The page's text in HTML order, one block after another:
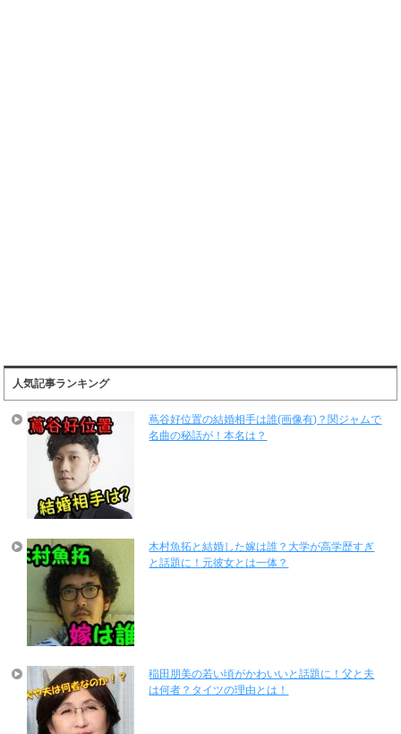
人気記事ランキング
蔦谷好位置の結婚相手は誰(画像有)？関ジャムで
名曲の秘話が！本名は？
木村魚拓と結婚した嫁は誰？大学が高学歴すぎ
と話題に！元彼女とは一体？
稲田朋美の若い頃がかわいいと話題に！父と夫
は何者？タイツの理由とは！